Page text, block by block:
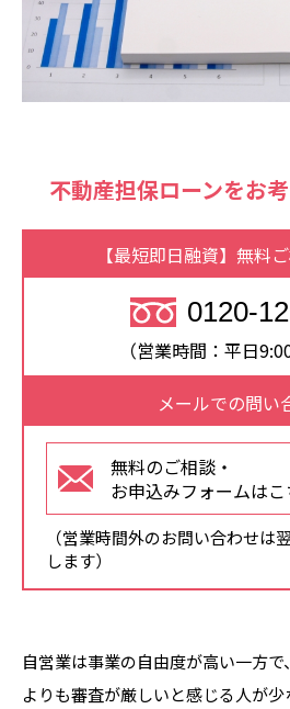
不動産担保ローンをお
【最短即日融資】無料
0120-
（営業時間：平日
メールでの問い
無料のご相談・
お申込みフォームはこ
（営業時間外のお問い合わせは
します）
自営業は事業の自由度が高い一方
よりも審査が厳しいと感じる人が少